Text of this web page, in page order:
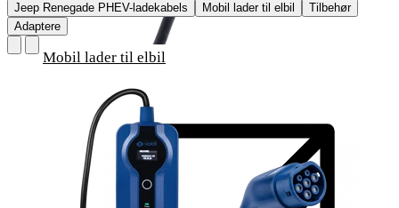
Mobil lader til elbil
Jeep Renegade PHEV-ladekabels Mobil lader til elbil
Tilbehør
Adaptere